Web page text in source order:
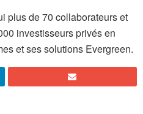
plus de 70 collaborateurs et
investisseurs privés en
et ses solutions Evergreen.